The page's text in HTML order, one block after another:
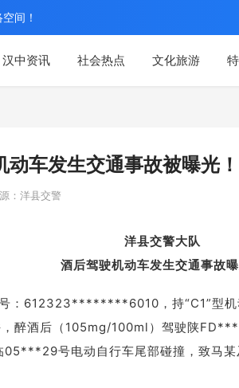
汉中资讯 社会热点 文化旅游
间！
车发生交通事故被曝光！
：洋县交警
洋县交警大队
酒后驾驶机动车发生交通事故
号：612323********6010，持“C1”型机
醉酒后（105mg/100ml）驾驶陕
05***29号电动自行车尾部碰撞，致马